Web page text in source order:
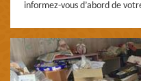
informez-vous d’abord de